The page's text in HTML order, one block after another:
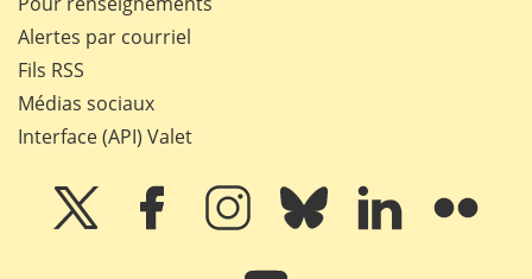
Alertes par courriel
Fils RSS
Médias sociaux
Interface (API) Valet